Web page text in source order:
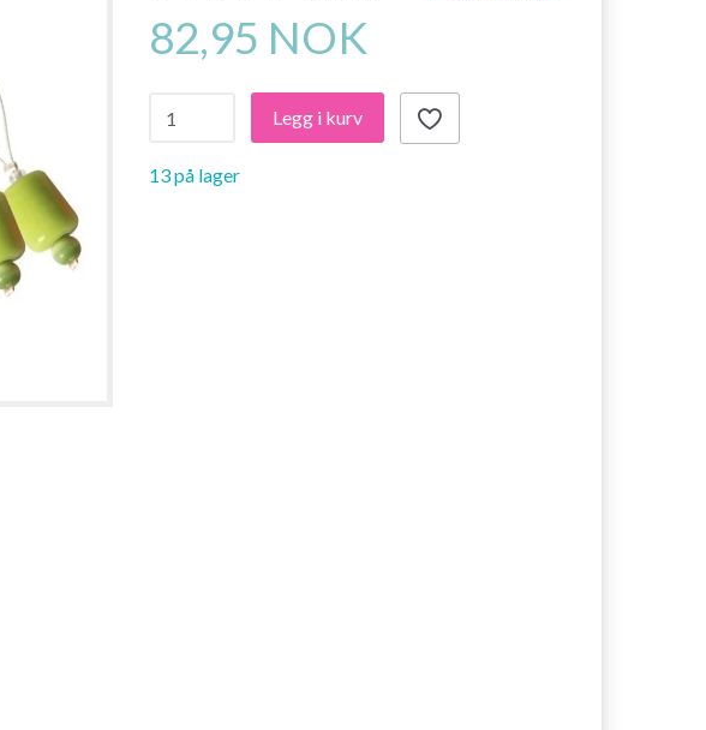
82,95 NOK
Legg i kurv
13 på lager